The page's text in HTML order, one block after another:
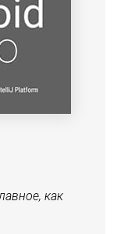
как